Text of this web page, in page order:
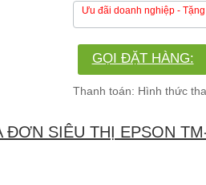
Ưu đãi doanh nghiệp -
GỌI ĐẶT HÀNG:
(028)730.666.86
ĐƠN SIÊU THỊ EPSON